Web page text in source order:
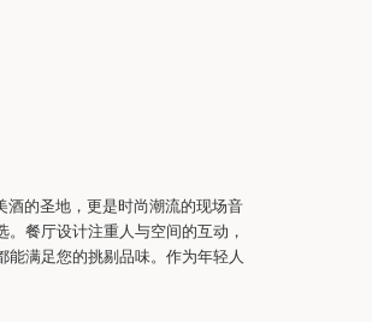
酒的圣地，更是时尚潮流的现场音
餐厅设计注重人与空间的互动，
满足您的挑剔品味。作为年轻人